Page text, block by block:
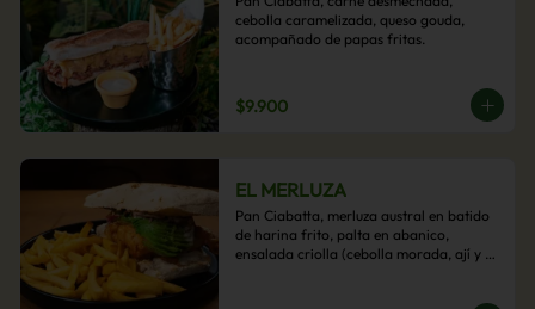
cebolla caramelizada, queso gouda,
acompañado de papas fritas.
$9.900
EL MERLUZA
Pan Ciabatta, merluza austral en batido
de harina frito, palta en abanico,
ensalada criolla (cebolla morada, ají y